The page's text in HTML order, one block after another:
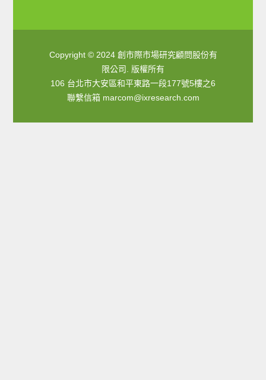
Copyright © 2024 創市際市場研究顧問股份有
限公司. 版權所有
106 台北市大安區和平東路一段177號5樓之6
聯繫信箱 marcom@ixresearch.com